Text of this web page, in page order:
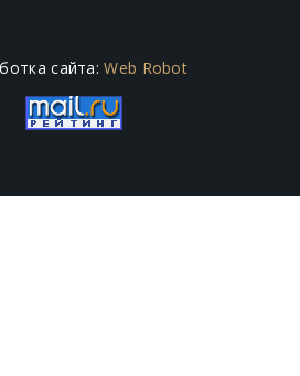
сайта:Web Robot